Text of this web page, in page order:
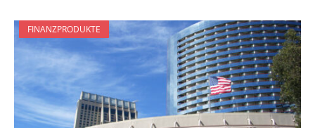
FINANZPRODUKTE